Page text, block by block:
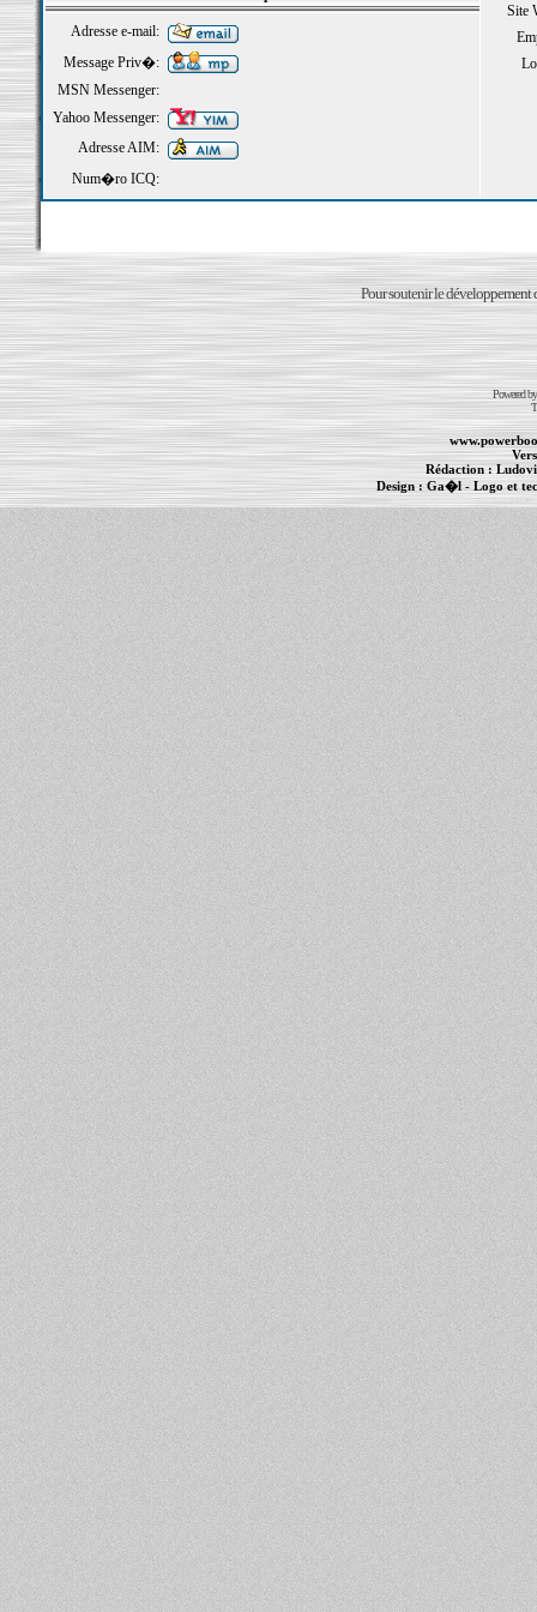
Site
Adresse e-mail:
Message Priv�:
MSN Messenger:
Yahoo Messenger:
Adresse AIM:
Num�ro ICQ:
Pour soutenir le développement
Powered
Rédaction :
Design :Ga�l - Logo et
PowerBook- MacBook Pro